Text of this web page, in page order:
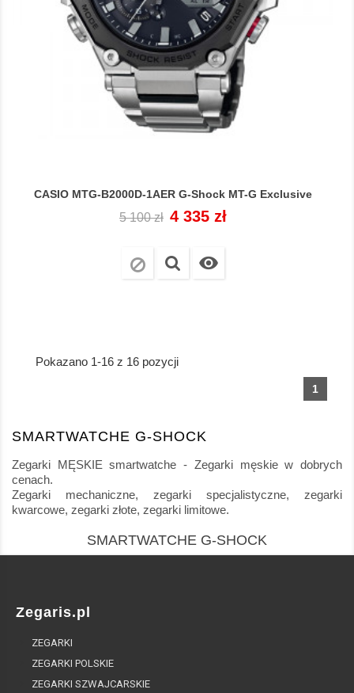
CASIO MTG-B2000D-1AER G-Shock MT-G Exclusive
Cena
5 100 zł Cena
4 335 zł

Pokazano 1-16 z 16 pozycji
1
SMARTWATCHE G-SHOCK
Zegarki MĘSKIE smartwatche - Zegarki męskie w dobrych
cenach.
Zegarki mechaniczne, zegarki specjalistyczne, zegarki
kwarcowe, zegarki złote, zegarki limitowe.
SMARTWATCHE G-SHOCK
Zegaris.pl
ZEGARKI
ZEGARKI POLSKIE
ZEGARKI SZWAJCARSKIE